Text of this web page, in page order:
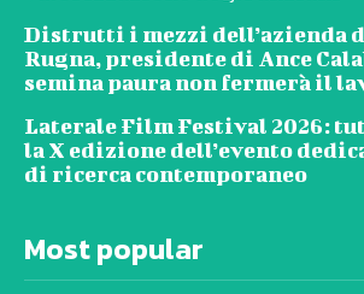
Distrutti i mezzi dell’azienda
Rugna, presidente di Ance
semina paura non fermerà il
Laterale Film Festival 2026:
la X edizione dell’evento
di ricerca contemporaneo
Most popular